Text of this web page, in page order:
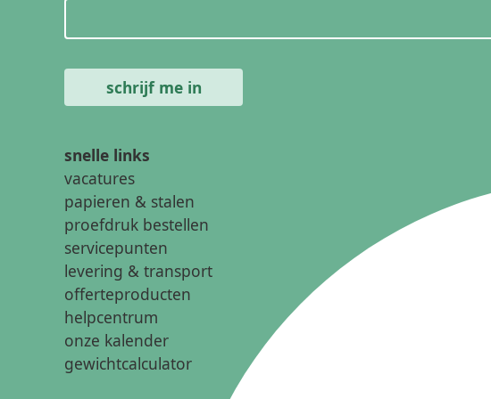
snelle links
vacatures
papieren & stalen
proefdruk bestellen
servicepunten
levering & transport
offerteproducten
helpcentrum
onze kalender
gewichtcalculator